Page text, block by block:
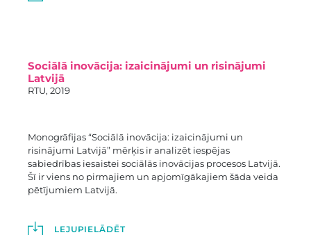
Sociālā inovācija: izaicinājumi un risinājumi
Latvijā
RTU, 2019
Monogrāfijas “Sociālā inovācija: izaicinājumi un
risinājumi Latvijā” mērķis ir analizēt iespējas
sabiedrības iesaistei sociālās inovācijas procesos Latvijā.
Šī ir viens no pirmajiem un apjomīgākajiem šāda veida
pētījumiem Latvijā.
LEJUPIELĀDĒT